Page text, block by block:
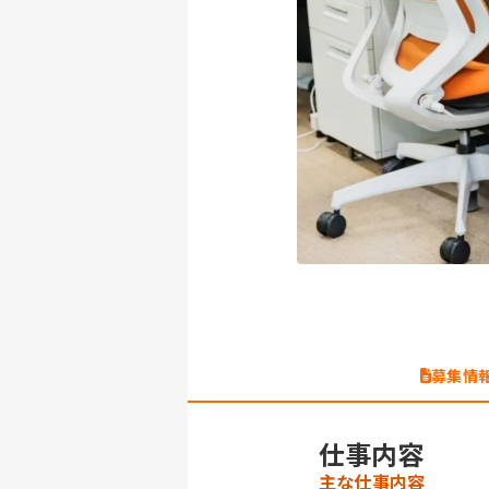
募集情
仕事内容
主な仕事内容